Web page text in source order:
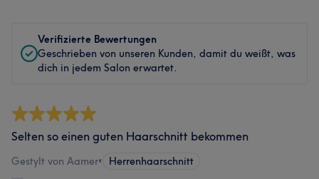
Verifizierte Bewertungen
Geschrieben von unseren Kunden, damit du weißt, was
dich in jedem Salon erwartet.
Selten so einen guten Haarschnitt bekommen
Gestylt von Aamer• Herrenhaarschnitt